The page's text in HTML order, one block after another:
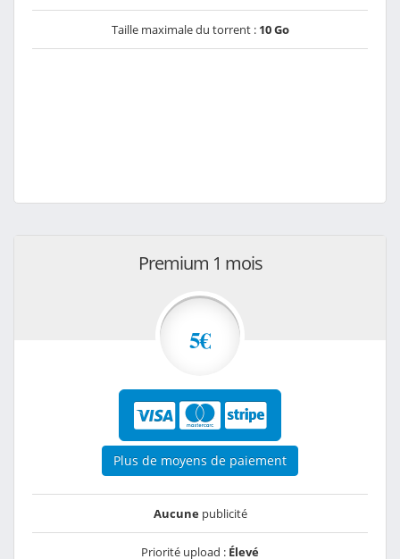
Taille maximale du torrent : 10 Go
Premium 1 mois
5€
Plus de moyens de paiement
Aucunepublicité
Priorité upload : Élevé